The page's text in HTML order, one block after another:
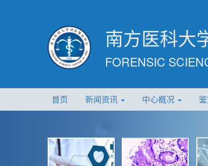
南方医科大
FORENSIC
首页 新闻资讯 中心概况